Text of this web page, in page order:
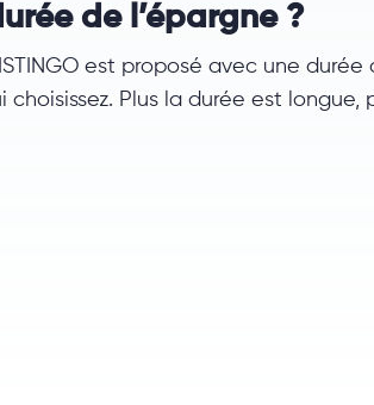
de l’épargne ?
est proposé avec une durée
choisissez. Plus la durée est longue,